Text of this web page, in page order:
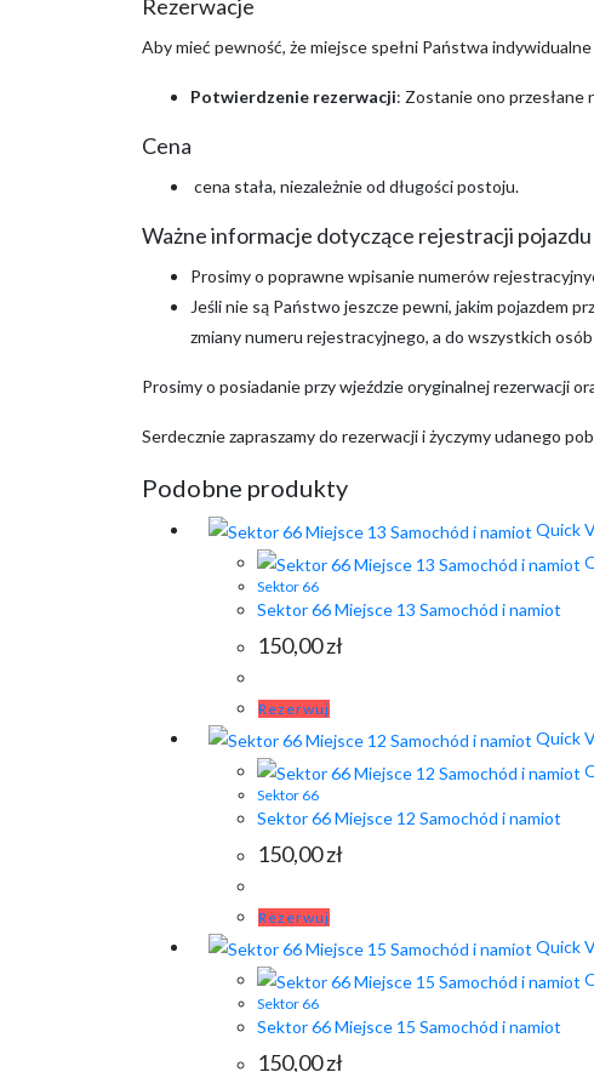
Rezerwacje
Aby mieć pewność, że miejsce spełni Państwa
Potwierdzenie rezerwacji: Zostanie ono przesłane
Cena
cena stała, niezależnie od długości postoju.
Ważne informacje dotyczące rejestracji pojazdu
Prosimy o poprawne wpisanie numerów
Jeśli nie są Państwo jeszcze pewni, jakim pojazdem
zmiany numeru rejestracyjnego, a do wszystkich
Prosimy o posiadanie przy wjeździe oryginalnej rezerwacji
Serdecznie zapraszamy do rezerwacji i życzymy udanego
Podobne produkty
Quick
Sektor 66
Sektor 66 Miejsce 13 Samochód i namiot
150,00zł
Rezerwuj
Quick
Sektor 66
Sektor 66 Miejsce 12 Samochód i namiot
150,00zł
Rezerwuj
Quick
Sektor 66
Sektor 66 Miejsce 15 Samochód i namiot
150,00zł